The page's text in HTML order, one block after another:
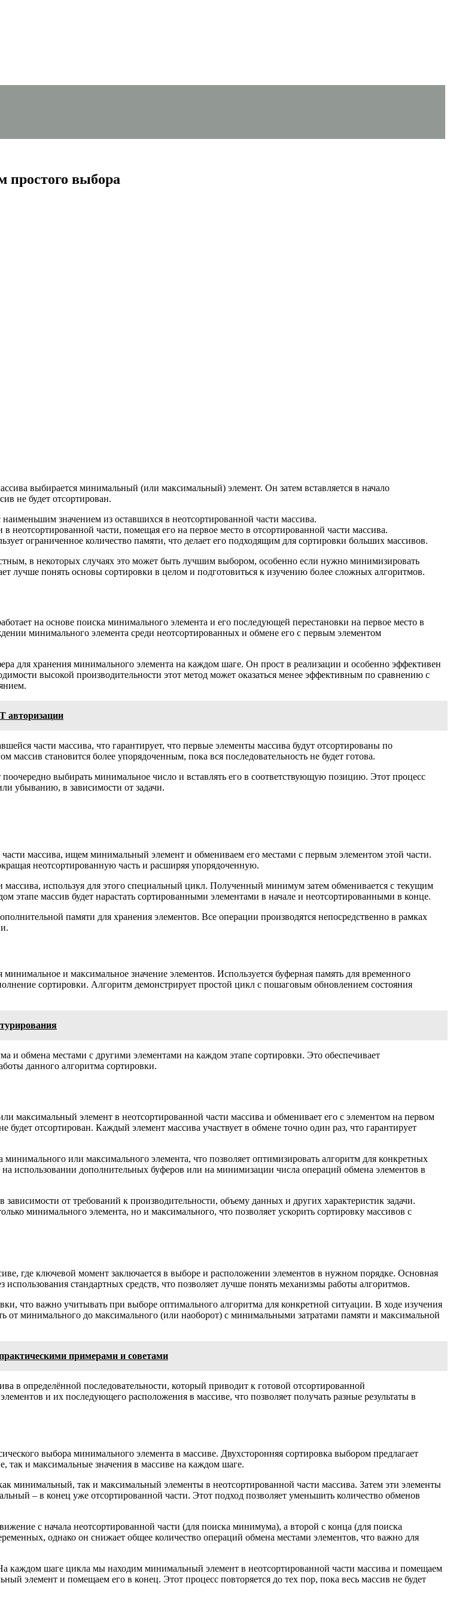
простого выбора
выбирается минимальный (или максимальный) элемент. Он затем вставляется в начало
не будет отсортирован.
значением из оставшихся в неотсортированной части массива.
части, помещая его на первое место в отсортированной части массива.
ограниченное количество памяти, что делает его подходящим для сортировки больших массивов.
в некоторых случаях это может быть лучшим выбором, особенно если нужно минимизировать
лучше понять основы сортировки в целом и подготовиться к изучению более сложных алгоритмов.
на основе поиска минимального элемента и его последующей перестановки на первое место в
минимального элемента среди неотсортированных и обмене его с первым элементом
для хранения минимального элемента на каждом шаге. Он прост в реализации и особенно эффективен
высокой производительности этот метод может оказаться менее эффективным по сравнению с
авторизации
части массива, что гарантирует, что первые элементы массива будут отсортированы по
становится более упорядоченным, пока вся последовательность не будет готова.
выбирать минимальное число и вставлять его в соответствующую позицию. Этот процесс
убыванию, в зависимости от задачи.
массива, ищем минимальный элемент и обмениваем его местами с первым элементом этой части.
неотсортированную часть и расширяя упорядоченную.
используя для этого специальный цикл. Полученный минимум затем обменивается с текущим
этапе массив будет нарастать сортированными элементами в начале и неотсортированными в конце.
памяти для хранения элементов. Все операции производятся непосредственно в рамках
и максимальное значение элементов. Используется буферная память для временного
сортировки. Алгоритм демонстрирует простой цикл с пошаговым обновлением состояния
обмена местами с другими элементами на каждом этапе сортировки. Это обеспечивает
данного алгоритма сортировки.
элемент в неотсортированной части массива и обменивает его с элементом на первом
отсортирован. Каждый элемент массива участвует в обмене точно один раз, что гарантирует
или максимального элемента, что позволяет оптимизировать алгоритм для конкретных
использовании дополнительных буферов или на минимизации числа операций обмена элементов в
от требований к производительности, объему данных и других характеристик задачи.
минимального элемента, но и максимального, что позволяет ускорить сортировку массивов с
где ключевой момент заключается в выборе и расположении элементов в нужном порядке. Основная
стандартных средств, что позволяет лучше понять механизмы работы алгоритмов.
что важно учитывать при выборе оптимального алгоритма для конкретной ситуации. В ходе изучения
минимального до максимального (или наоборот) с минимальными затратами памяти и максимальной
примерами и советами
в определённой последовательности, который приводит к готовой отсортированной
и их последующего расположения в массиве, что позволяет получать разные результаты в
выбора минимального элемента в массиве. Двухсторонняя сортировка выбором предлагает
и максимальные значения в массиве на каждом шаге.
минимальный, так и максимальный элементы в неотсортированной части массива. Затем эти элементы
– в конец уже отсортированной части. Этот подход позволяет уменьшить количество обменов
с начала неотсортированной части (для поиска минимума), а второй с конца (для поиска
однако он снижает общее количество операций обмена местами элементов, что важно для
каждом шаге цикла мы находим минимальный элемент в неотсортированной части массива и помещаем
элемент и помещаем его в конец. Этот процесс повторяется до тех пор, пока весь массив не будет